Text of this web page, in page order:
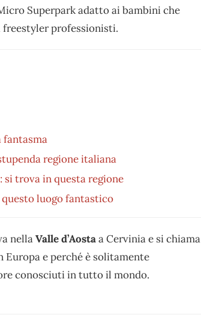
Superpark adatto ai bambini che
professionisti.
fantasma
regione italiana
trova in questa regione
questo luogo fantastico
nellaValle d’Aostaa Cervinia e si chiama
Europa e perché è solitamente
conosciuti in tutto il mondo.